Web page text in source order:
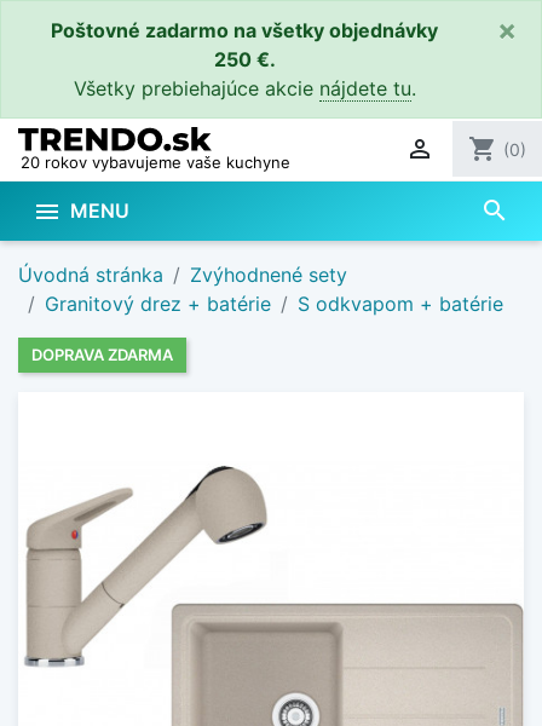
Poštovné zadarmo na všetky objednávky
250 €.
Všetky prebiehajúce akcie nájdete tu.
×
20 rokov vybavujeme vaše kuchyne  shopping_cart (0)
 MENU search
Úvodná stránka
Zvýhodnené sety
Granitový drez + batérie
S odkvapom + batérie
DOPRAVA ZDARMA